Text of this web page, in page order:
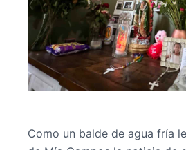
Como un balde de agua fría